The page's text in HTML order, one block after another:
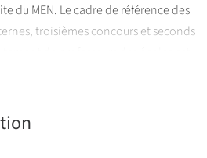
du MEN. Le cadre de référence des
troisièmes concours et seconds
primaire. Il est attendu du
et démarches intellectuelles du